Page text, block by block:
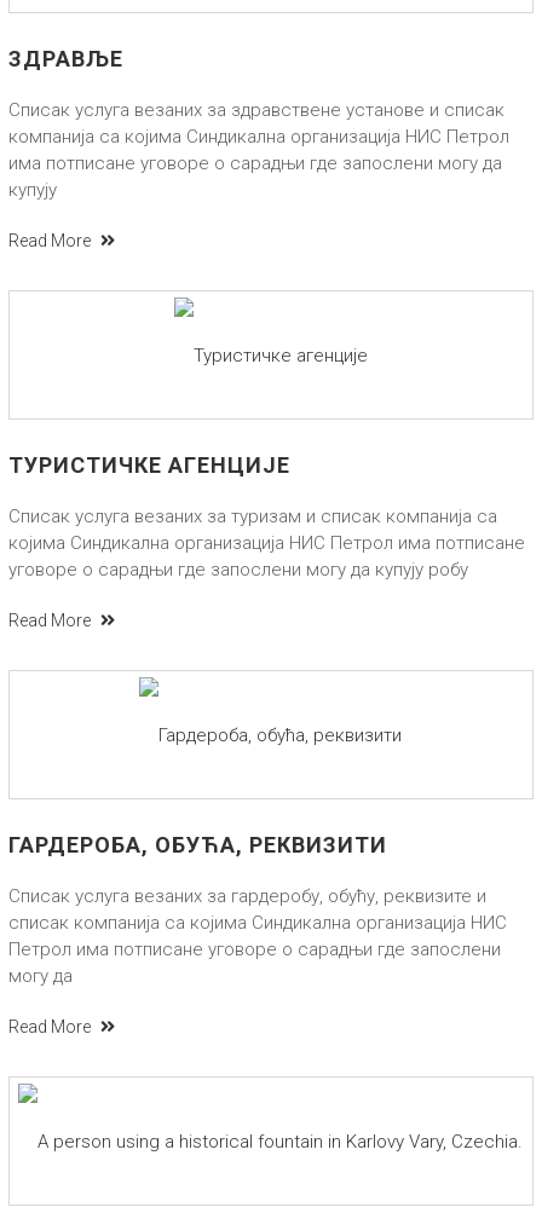
ЗДРАВЉЕ
Списак услуга везаних за здравствене установе и списак
компанија са којима Синдикална организација НИС Петрол
има потписане уговоре о сарадњи где запослени могу да
купују
Read More
ТУРИСТИЧКЕ АГЕНЦИЈЕ
Списак услуга везаних за туризам и списак компанија са
којима Синдикална организација НИС Петрол има потписане
уговоре о сарадњи где запослени могу да купују робу
Read More
ГАРДЕРОБА, ОБУЋА, РЕКВИЗИТИ
Списак услуга везаних за гардеробу, обућу, реквизите и
списак компанија са којима Синдикална организација НИС
Петрол има потписане уговоре о сарадњи где запослени
могу да
Read More